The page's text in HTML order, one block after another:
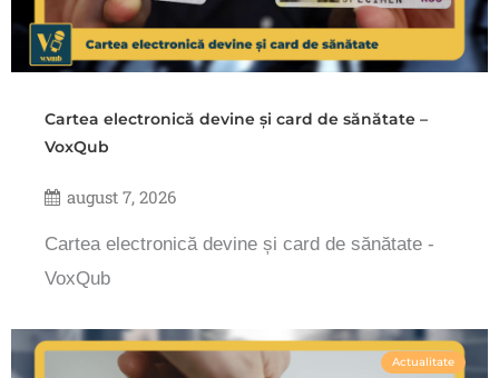
Cartea electronică devine și card de sănătate –
VoxQub
august 7, 2026
Cartea electronică devine și card de sănătate -
VoxQub
Actualitate